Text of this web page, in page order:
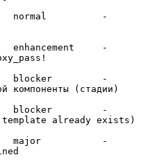
компоненты (стадии)
template already exists)